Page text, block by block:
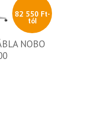
82 550 Ft-
tól
NOBO